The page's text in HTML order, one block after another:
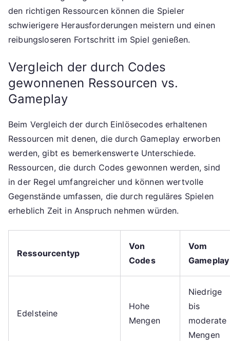
den richtigen Ressourcen können die Spieler
schwierigere Herausforderungen meistern und einen
reibungsloseren Fortschritt im Spiel genießen.
Vergleich der durch Codes
gewonnenen Ressourcen vs.
Gameplay
Beim Vergleich der durch Einlösecodes erhaltenen
Ressourcen mit denen, die durch Gameplay erworben
werden, gibt es bemerkenswerte Unterschiede.
Ressourcen, die durch Codes gewonnen werden, sind
in der Regel umfangreicher und können wertvolle
Gegenstände umfassen, die durch reguläres Spielen
erheblich Zeit in Anspruch nehmen würden.
Ressourcentyp
Von
Codes
Vom
Gameplay
Edelsteine
Hohe
Mengen
Niedrige
bis
moderate
Mengen